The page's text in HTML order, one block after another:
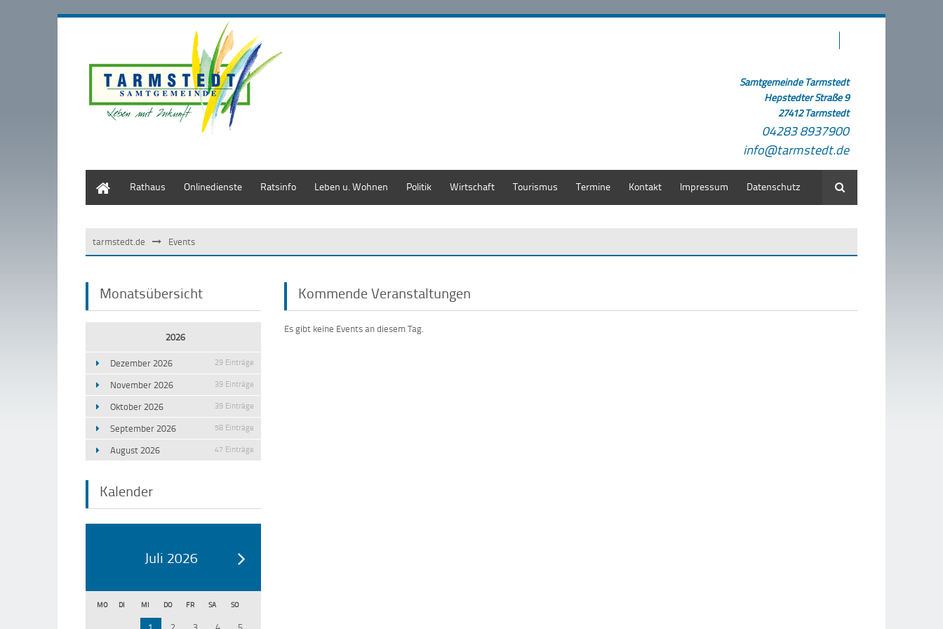
Samtgemeinde Tarmstedt
Hepstedter Straße 9
27412 Tarmstedt
04283 8937900
info@tarmstedt.de
Rathaus Onlinedienste Ratsinfo Leben u. Wohnen Politik Wirtschaft Tourismus Termine Kontakt Impressum Datenschutz Suche
tarmstedt.de Events
Monatsübersicht
2026
Dezember 2026 29 Einträge
November 2026 39 Einträge
Oktober 2026 39 Einträge
September 2026 58 Einträge
August 2026 47 Einträge
Kalender
Juli 2026
MO DI MI DO FR SA SO
Kommende Veranstaltungen
Es gibt keine Events an diesem Tag.